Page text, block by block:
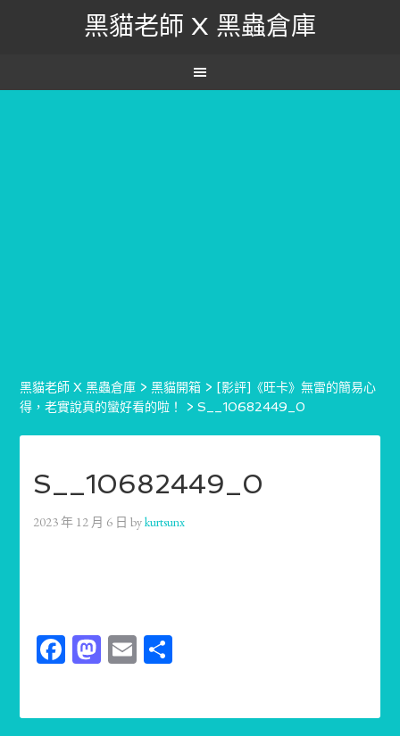
黑貓老師 X 黑蟲倉庫
黑貓老師 X 黑蟲倉庫 >黑貓開箱 > [影評]《旺卡》無雷的簡易心
得，老實說真的蠻好看的啦！
>S__10682449_0
S__10682449_0
2023 年 12 月 6 日 bykurtsunx
Facebook
Mastodon
Email